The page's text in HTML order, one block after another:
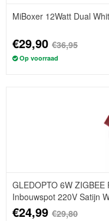
MiBoxer 12Watt Dual
€29,90 €36,95
Op voorraad
GLEDOPTO 6W
Inbouwspot 220V Satijn
€24,99 €29,80